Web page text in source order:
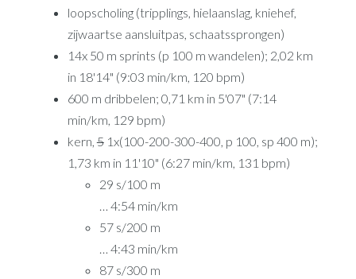
loopscholing (tripplings, hielaanslag, kniehef,
zijwaartse aansluitpas, schaatssprongen)
14x 50 m sprints (p 100 m wandelen); 2,02 km
in 18'14" (9:03 min/km, 120 bpm)
600 m dribbelen; 0,71 km in 5'07" (7:14
min/km, 129 bpm)
kern,51x(100-200-300-400, p 100, sp 400 m);
1,73 km in 11'10" (6:27 min/km, 131 bpm)
29 s/100 m
… 4:54 min/km
57 s/200 m
… 4:43 min/km
87 s/300 m